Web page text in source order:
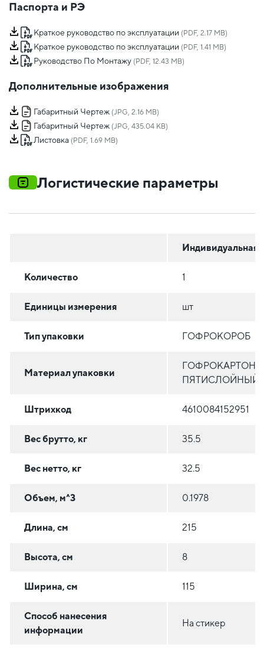
Паспорта и РЭ
Краткое руководство по эксплуатации (PDF, 2.17 MB)
Краткое руководство по эксплуатации (PDF, 1.41 MB)
Руководство По Монтажу (PDF, 12.43 MB)
Дополнительные изображения
Габаритный Чертеж (JPG, 2.16 MB)
Габаритный Чертеж (JPG, 435.04 KB)
Листовка (PDF, 1.69 MB)
Логистические параметры
Индивидуальная
Количество 1
Единицы измерения шт
Тип упаковки ГОФРОКОРОБ
Материал упаковки
ГОФРОКАРТОН
ПЯТИСЛОЙНЫЙ
Штрихкод 4610084152951
Вес брутто, кг 35.5
Вес нетто, кг 32.5
Объем, м^3 0.1978
Длина, см 215
Высота, см 8
Ширина, см 115
Способ нанесения
информации
На стикер